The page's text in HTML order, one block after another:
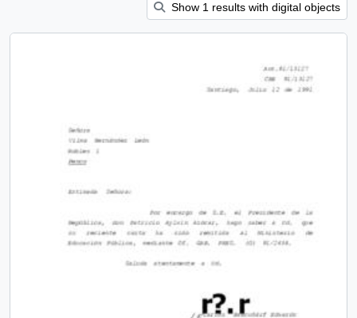
Show 1 results with digital objects